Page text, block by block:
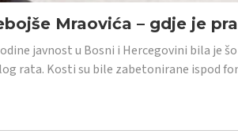
Mraovića – gdje je
javnost u Bosni i Hercegovini bila je
rata. Kosti su bile zabetonirane ispod